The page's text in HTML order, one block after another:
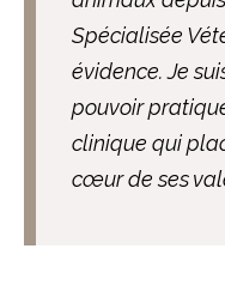
Spécialisée
évidence. Je
pouvoir
clinique qui
cœur de ses